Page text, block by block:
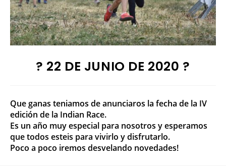
? 22 DE JUNIO DE 2020 ?
Que ganas teniamos de anunciaros la fecha de la IV
edición de la Indian Race.
Es un año muy especial para nosotros y esperamos
que todos esteis para vivirlo y disfrutarlo.
Poco a poco iremos desvelando novedades!